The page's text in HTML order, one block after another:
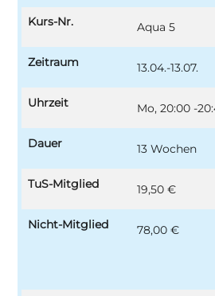
Kurs-Nr. Aqua 5
Zeitraum 13.04.-13.07.
Uhrzeit Mo, 20:00 -
Dauer 13 Wochen
TuS-Mitglied 19,50 €
Nicht-Mitglied 78,00 €